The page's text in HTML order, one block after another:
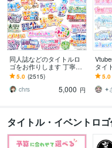
同人誌などのタイトルロ
ゴをお作りします 丁寧な
対応、豊富なテイスト、
スピード納品を心がけて
います！
5.0 (2515)
chrs
5,000 円
タイ
利用
K！
ンし
5.0
✦
タイトル・イベントロ